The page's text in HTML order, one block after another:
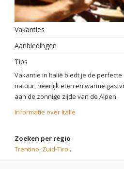
Vakanties
Aanbiedingen
Tips
Vakantie in Italië biedt je de
natuur, heerlijk eten en warme
aan de zonnige zijde van de Alpen.
Informatie over Italie
Zoeken per regio
Trentino, Zuid-Tirol.